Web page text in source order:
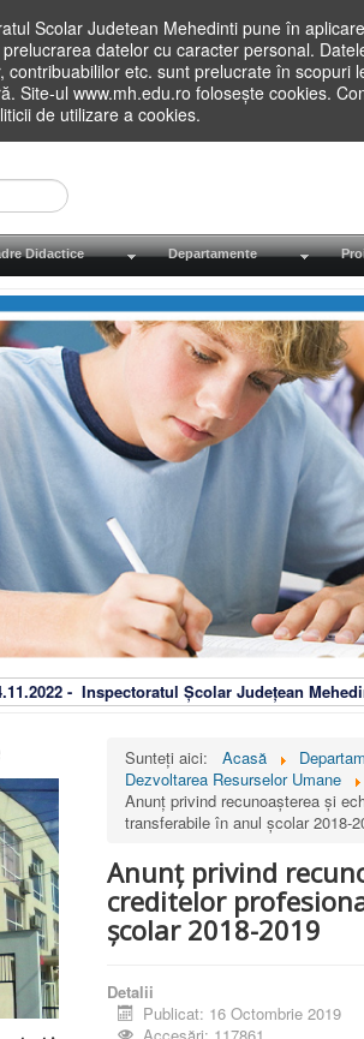
Scolar Judetean Mehedinti pune în
datelor cu caracter personal.
contribuabililor etc. sunt prelucrate în scopuri
Site-ul www.mh.edu.ro folosește cookies.
de utilizare a cookies.
Didactice Departamente
- Inspectoratul Școlar Județean
Sunteți aici: Acasă
Dezvoltarea Resurselor Umane
Anunț privind recunoașterea și
transferabile în anul școlar 2018-
Anunț privind
creditelor
școlar 2018-2019
Detalii
Publicat: 16 Octombrie 2019